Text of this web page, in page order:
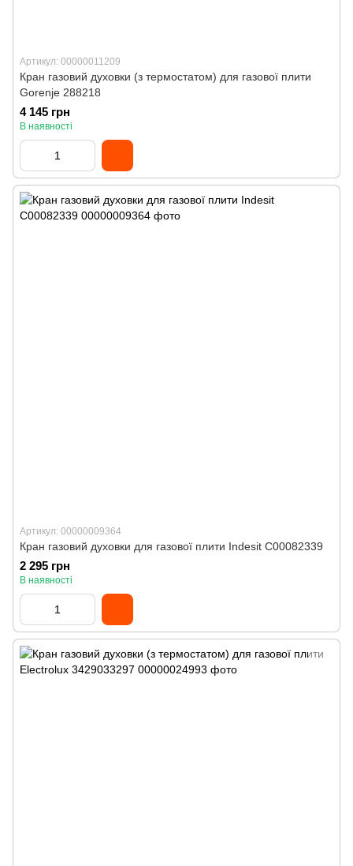
Артикул: 00000011209
Кран газовий духовки (з термостатом) для газової плити
Gorenje 288218
4 145 грн
В наявності
Артикул: 00000009364
Кран газовий духовки для газової плити Indesit C00082339
2 295 грн
В наявності